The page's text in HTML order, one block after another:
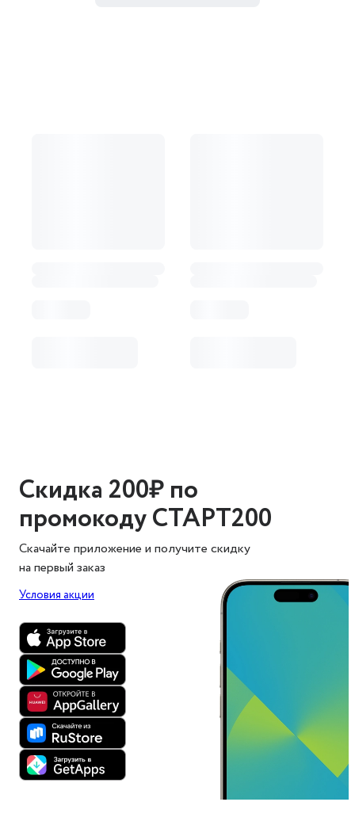
Скидка 200₽ по
промокоду СТАРТ200
Скачайте приложение и получите скидку
на первый заказ
Условия акции